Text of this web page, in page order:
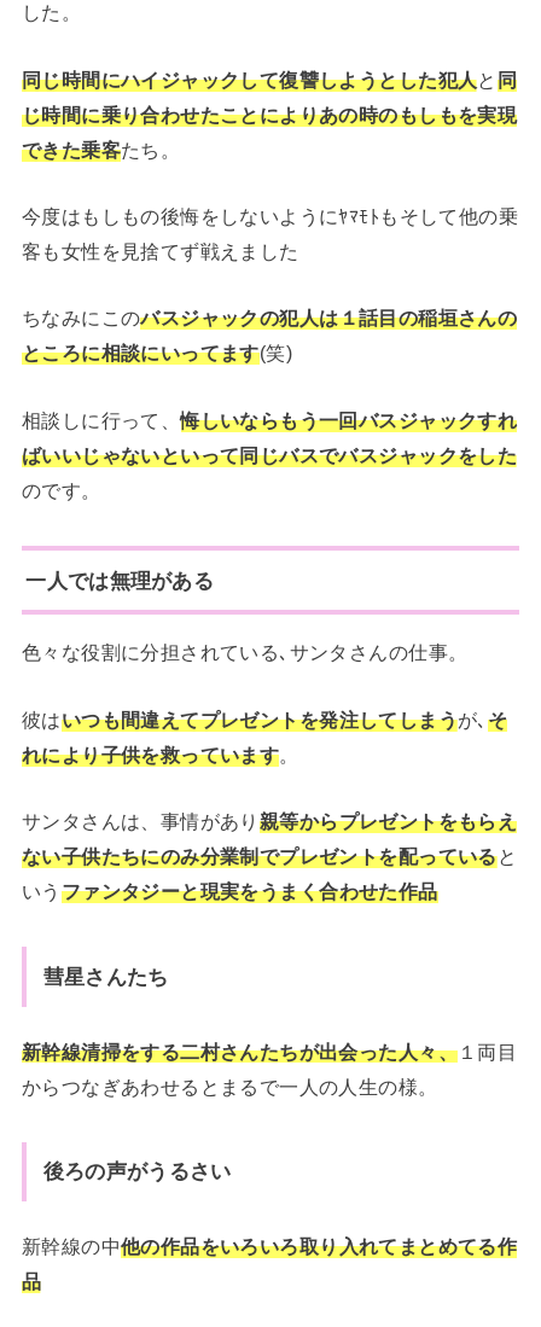
した。
同じ時間にハイジャックして復讐しようとした犯人と 同
じ時間に乗り合わせたことによりあの時のもしもを実現
できた乗客たち。
今度はもしもの後悔をしないようにﾔﾏﾓﾄもそして他の乗
客も女性を見捨てず戦えました
ちなみにこのバスジャックの犯人は１話目の稲垣さんの
ところに相談にいってます(笑)
相談しに行って、悔しいならもう一回バスジャックすれ
ばいいじゃないといって同じバスでバスジャックをした
のです。
一人では無理がある
色々な役割に分担されている､サンタさんの仕事。
彼はいつも間違えてプレゼントを発注してしまうが､ そ
れにより子供を救っています。
サンタさんは、事情があり 親等からプレゼントをもらえ
ない子供たちにのみ分業制でプレゼントを配っていると
いう ファンタジーと現実をうまく合わせた作品
彗星さんたち
新幹線清掃をする二村さんたちが出会った人々、１両目
からつなぎあわせるとまるで一人の人生の様。
後ろの声がうるさい
新幹線の中他の作品をいろいろ取り入れてまとめてる作
品